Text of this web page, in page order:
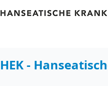
HEK -